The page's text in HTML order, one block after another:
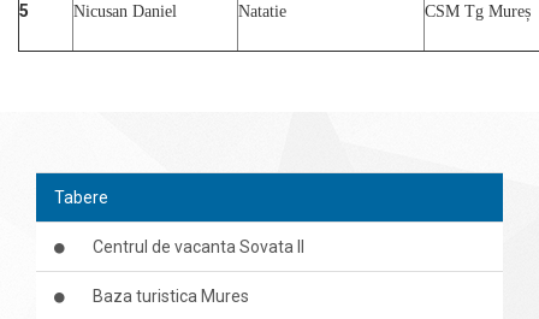
5 Nicusan Daniel Natatie CSM Tg Mureș
Tabere
Centrul de vacanta Sovata II
Baza turistica Mures